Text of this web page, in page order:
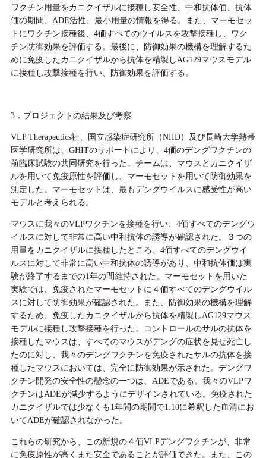
ワクチン用量をカニクイザルに接種し安全性、中和抗体価、抗体
価の期間、ADE活性、最小用量の情報を得る。また、マーモセッ
トにワクチン接種後、4価すべてのウイルスを攻撃接種し、ワク
チン防御効果を評価する。最後に、防御効果の機構を理解するた
めに免疫したカニクイザルから抗体を精製しAG129マウスモデル
に接種し攻撃接種を行い、防御効果を評価する。
3．プロジェクトの結果及び考察
VLP Therapeutics社、国立感染症研究所（NIID）及び長崎大学熱帯
医学研究所は、GHITのサポートにより、4価のデングワクチンの
前臨床試験の共同研究を行った。チームは、マウスとカニクイザ
ルを用いて免疫原性を評価し、マーモセットを用いて防御効果を
測定した。マーモセットは、最もデングウイルスに感受性が高い
モデルと考えられる。
マウスに我々のVLPワクチンを接種を行い、4価すべてのデングウ
イルスに対して非常に高い中和抗体の誘導が確認された。３つの
用量をカニクイザルに接種したところ、4価すべてのデングウイ
ルスに対して非常に高い中和抗体の誘導があり、中和抗体価は実
験が終了するまでの1年の間維持された。マーモセットを用いた
実験では、免疫されたマーモセットに４価すべてのデングウイル
スに対して防御効果が確認された。また、防御効果の機構を理解
するため、免疫したカニクイザルから抗体を精製しAG129マウス
モデルに接種し攻撃接種を行った。コントロールのサルの抗体を
接種したマウスは、すべてのマウスがデングの症状を見せ死亡し
たのに対し、我々のデングワクチンを免疫されたサルの抗体を接
種したマウスにおいては、完全に防御効果が示された。デングワ
クチン開発の安全性の懸念の一つは、ADEである。我々のVLPワ
クチンはADEが減少するようにデザインされている。免疫された
カニクイザルでは少なくも1年間の期間で1:10に希釈した血清にお
いてADEが確認されなかった。
これらの研究から、この新規の４価VLPデングワクチンが、非常
に免疫原性が高くまた安全であることが評価できた。また、この